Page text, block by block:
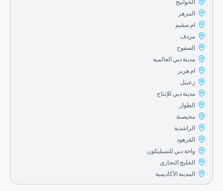
الخوانيج
ام سقيم
مدينة دبي العالمية
مدينة دبي للإنتاج
محيصنة
الراشدية
واحة دبي للسيليكون
الخليج التجاري
المدينة الأكاديمية